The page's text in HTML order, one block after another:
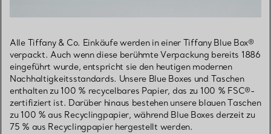
Alle Tiffany & Co. Einkäufe werden in einer Tiffany Blue Box®
verpackt. Auch wenn diese berühmte Verpackung bereits 1886
eingeführt wurde, entspricht sie den heutigen modernen
Nachhaltigkeitsstandards. Unsere Blue Boxes und Taschen
enthalten zu 100 % recycelbares Papier, das zu 100 % FSC®-
zertifiziert ist. Darüber hinaus bestehen unsere blauen Taschen
zu 100 % aus Recyclingpapier, während Blue Boxes derzeit zu
75 % aus Recyclingpapier hergestellt werden.